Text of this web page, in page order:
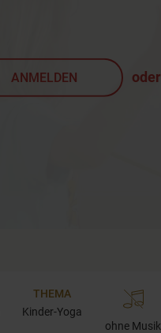
ANMELDEN oder
THEMA
Kinder-Yoga
ohne Musik